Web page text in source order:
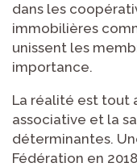
dans les
immobilières
unissent les
importance.
La réalité est tout
associative et la
déterminantes.
Fédération en